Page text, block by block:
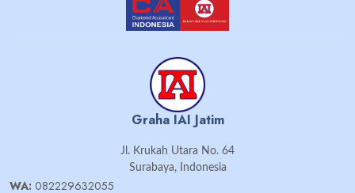
Graha IAI Jatim
Jl. Krukah Utara No. 64
Surabaya, Indonesia
WA: 082229632055